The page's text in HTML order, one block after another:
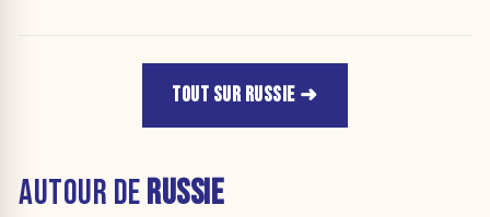
TOUT SUR RUSSIE
AUTOUR DERUSSIE